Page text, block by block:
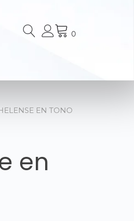
0
EN TONO
en